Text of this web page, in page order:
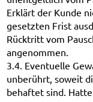
Erklärt der Kunde
gesetzten Frist
Rücktritt vom
angenommen.
3.4. Eventuelle
unberührt, soweit
behaftet sind. Hatte